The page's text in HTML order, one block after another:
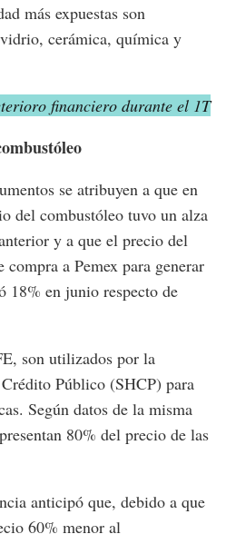
más expuestas son
cerámica, química y
financiero durante el 1T
se atribuyen a que en
del combustóleo tuvo un alza
y a que el precio del
a Pemex para generar
18% en junio respecto de
son utilizados por la
Público (SHCP) para
Según datos de la misma
80% del precio de las
anticipó que, debido a que
60% menor al